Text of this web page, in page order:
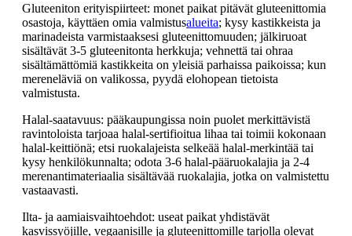
Gluteeniton erityispiirteet: monet paikat pitävät gluteenittomia
osastoja, käyttäen omia valmistusalueita; kysy kastikkeista ja
marinadeista varmistaaksesi gluteenittomuuden; jälkiruoat
sisältävät 3-5 gluteenitonta herkkuja; vehnettä tai ohraa
sisältämättömiä kastikkeita on yleisiä parhaissa paikoissa; kun
mereneläviä on valikossa, pyydä elohopean tietoista
valmistusta.
Halal-saatavuus: pääkaupungissa noin puolet merkittävistä
ravintoloista tarjoaa halal-sertifioitua lihaa tai toimii kokonaan
halal-keittiönä; etsi ruokalajeista selkeää halal-merkintää tai
kysy henkilökunnalta; odota 3-6 halal-pääruokalajia ja 2-4
merenantimateriaalia sisältävää ruokalajia, jotka on valmistettu
vastaavasti.
Ilta- ja aamiaisvaihtoehdot: useat paikat yhdistävät
kasvissyöjille, vegaanisille ja gluteenittomille tarjolla olevat